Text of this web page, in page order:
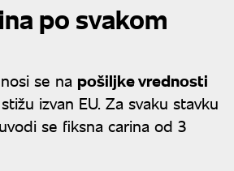
po svakom
se na pošiljke vrednosti
izvan EU. Za svaku stavku
se fiksna carina od 3